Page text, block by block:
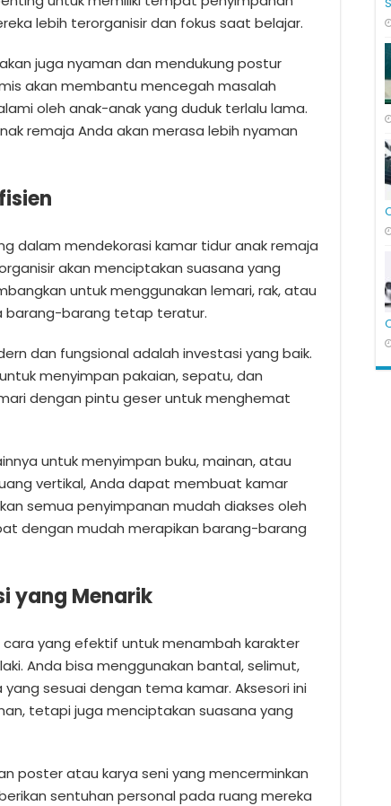
lebih terorganisir dan fokus saat belajar.
juga nyaman dan mendukung postur
akan membantu mencegah masalah
oleh anak-anak yang duduk terlalu lama.
remaja Anda akan merasa lebih nyaman
dalam mendekorasi kamar tidur anak remaja
akan menciptakan suasana yang
untuk menggunakan lemari, rak, atau
barang-barang tetap teratur.
dan fungsional adalah investasi yang baik.
menyimpan pakaian, sepatu, dan
dengan pintu geser untuk menghemat
untuk menyimpan buku, mainan, atau
vertikal, Anda dapat membuat kamar
semua penyimpanan mudah diakses oleh
dengan mudah merapikan barang-barang
yang Menarik
yang efektif untuk menambah karakter
Anda bisa menggunakan bantal, selimut,
sesuai dengan tema kamar. Aksesori ini
tetapi juga menciptakan suasana yang
poster atau karya seni yang mencerminkan
sentuhan personal pada ruang mereka